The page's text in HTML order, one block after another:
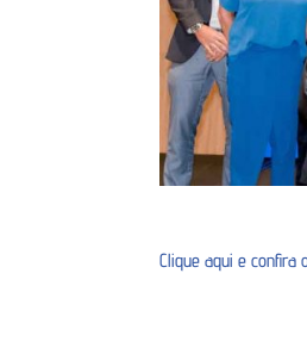
Clique aqui e confira